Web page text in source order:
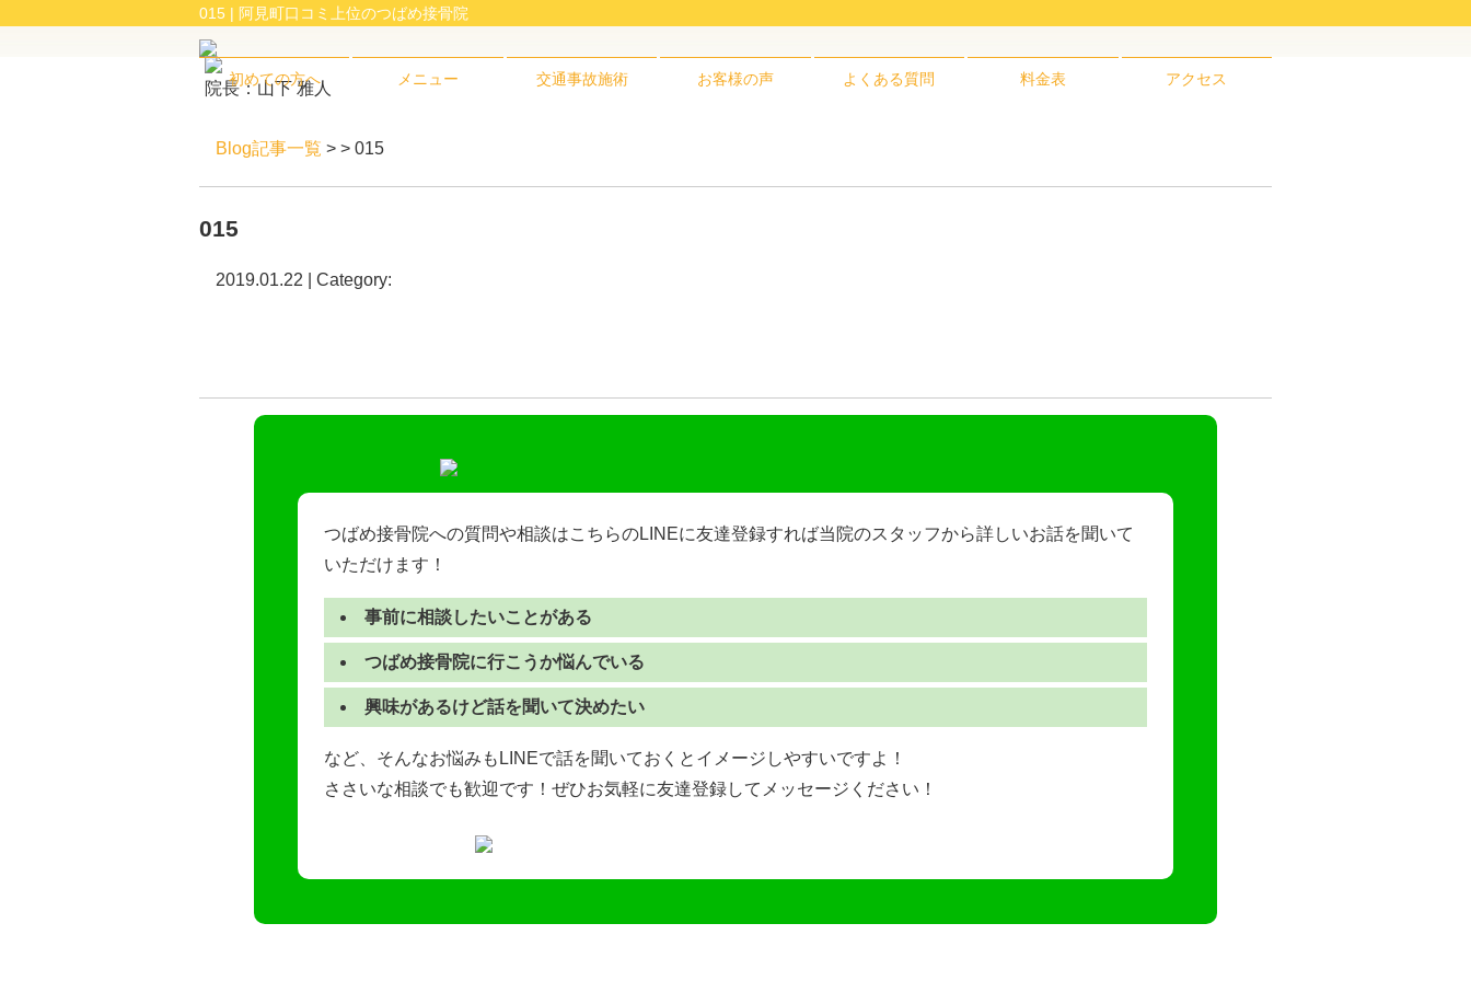
015 | 阿見町口コミ上位のつばめ接骨院
院長：山下 雅人
初めての方へ メニュー 交通事故施術 お客様の声 よくある質問 料金表 アクセス
Blog記事一覧 > > 015
015
2019.01.22 | Category:
つばめ接骨院への質問や相談はこちらのLINEに友達登録すれば当院のスタッフから詳しいお話を聞いて
いただけます！
事前に相談したいことがある
つばめ接骨院に行こうか悩んでいる
興味があるけど話を聞いて決めたい
など、そんなお悩みもLINEで話を聞いておくとイメージしやすいですよ！
ささいな相談でも歓迎です！ぜひお気軽に友達登録してメッセージください！